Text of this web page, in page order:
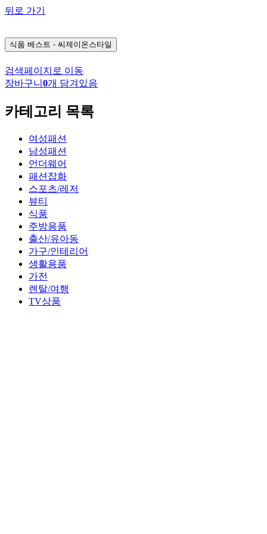
뒤로 가기
식품 베스트 - 씨제이온스타일
검색페이지로 이동
장바구니 0개 담겨있음
카테고리 목록
여성패션
남성패션
언더웨어
패션잡화
스포츠/레저
뷰티
식품
주방용품
출산/유아동
가구/인테리어
생활용품
가전
렌탈/여행
TV상품